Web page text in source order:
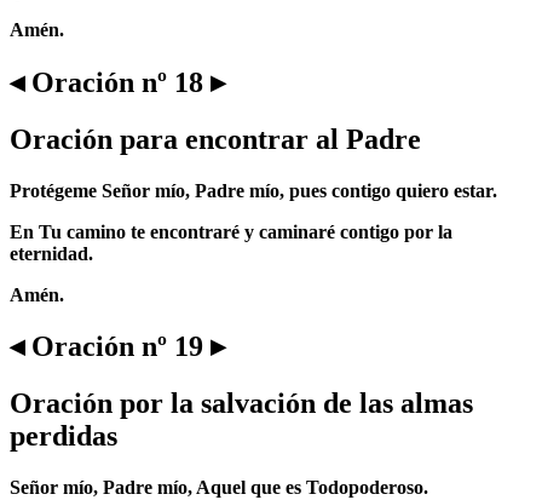
Amén.
◂ Oración nº 18 ▸
Oración para encontrar al Padre
Protégeme Señor mío, Padre mío, pues contigo quiero estar.
En Tu camino te encontraré y caminaré contigo por la
eternidad.
Amén.
◂ Oración nº 19 ▸
Oración por la salvación de las almas
perdidas
Señor mío, Padre mío, Aquel que es Todopoderoso.